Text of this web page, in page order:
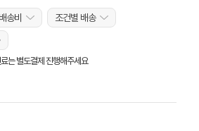
송비
조건별 배송
는 별도결제 진행해주세요